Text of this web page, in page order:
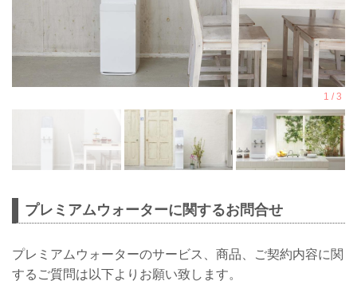
プレミアムウォーターに関するお問合せ
プレミアムウォーターのサービス、商品、ご契約内容に関
するご質問は以下よりお願い致します。